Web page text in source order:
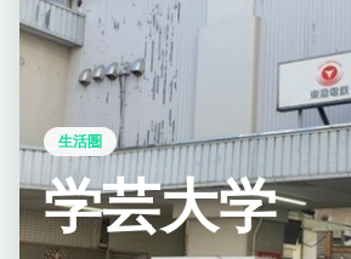
生活圏
学芸大学